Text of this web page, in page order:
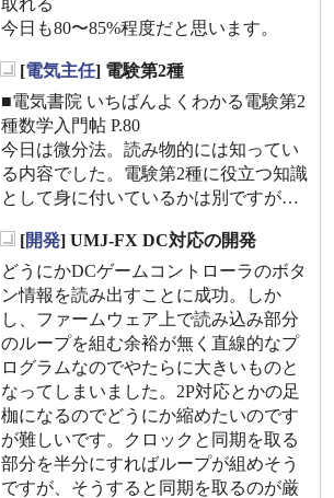
取れる
今日も80〜85%程度だと思います。
[電気主任] 電験第2種
■電気書院 いちばんよくわかる電験第2
種数学入門帖 P.80
今日は微分法。読み物的には知ってい
る内容でした。電験第2種に役立つ知識
として身に付いているかは別ですが…
[開発] UMJ-FX DC対応の開発
どうにかDCゲームコントローラのボタ
ン情報を読み出すことに成功。しか
し、ファームウェア上で読み込み部分
のループを組む余裕が無く直線的なプ
ログラムなのでやたらに大きいものと
なってしまいました。2P対応とかの足
枷になるのでどうにか縮めたいのです
が難しいです。クロックと同期を取る
部分を半分にすればループが組めそう
ですが、そうすると同期を取るのが厳